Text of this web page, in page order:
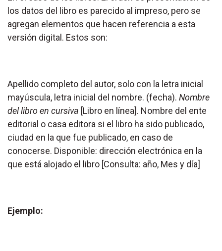
los datos del libro es parecido al impreso, pero se
agregan elementos que hacen referencia a esta
versión digital. Estos son:
Apellido completo del autor, solo con la letra inicial
mayúscula, letra inicial del nombre. (fecha). Nombre
del libro en cursiva [Libro en línea]. Nombre del ente
editorial o casa editora si el libro ha sido publicado,
ciudad en la que fue publicado, en caso de
conocerse. Disponible: dirección electrónica en la
que está alojado el libro [Consulta: año, Mes y día]
Ejemplo: